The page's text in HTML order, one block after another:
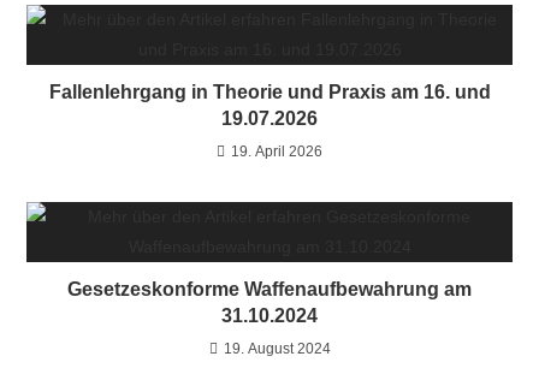
Fallenlehrgang in Theorie und Praxis am 16. und
19.07.2026
19. April 2026
Gesetzeskonforme Waffenaufbewahrung am
31.10.2024
19. August 2024